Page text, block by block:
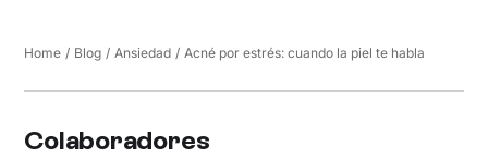
Home / Blog / Ansiedad / Acné por estrés: cuando la piel te habla
Colaboradores